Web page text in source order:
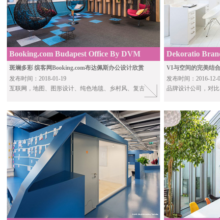
Booking.com Budapest Office By DVM
Group
斑斓多彩 缤客网Booking.com布达佩斯办公设计欣赏
发布时间：2018-01-19
互联网 ，地图、图形设计、纯色地毯、乡村风、复古
Dekoratio
VI与空间的完美结
发布时间：2016-12-
品牌设计公司，对